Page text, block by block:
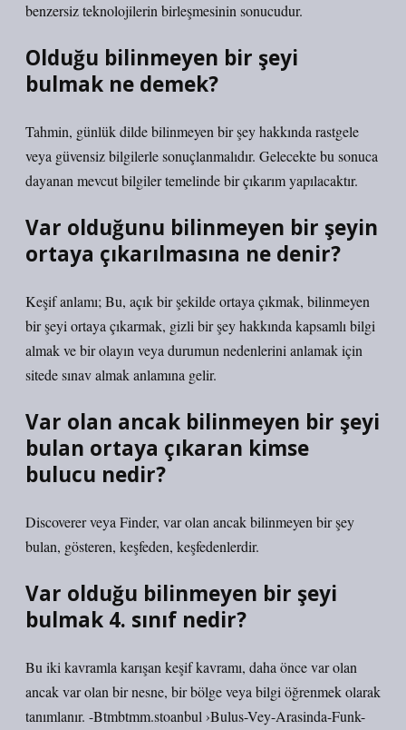
benzersiz teknolojilerin birleşmesinin sonucudur.
Olduğu bilinmeyen bir şeyi
bulmak ne demek?
Tahmin, günlük dilde bilinmeyen bir şey hakkında rastgele
veya güvensiz bilgilerle sonuçlanmalıdır. Gelecekte bu sonuca
dayanan mevcut bilgiler temelinde bir çıkarım yapılacaktır.
Var olduğunu bilinmeyen bir şeyin
ortaya çıkarılmasına ne denir?
Keşif anlamı; Bu, açık bir şekilde ortaya çıkmak, bilinmeyen
bir şeyi ortaya çıkarmak, gizli bir şey hakkında kapsamlı bilgi
almak ve bir olayın veya durumun nedenlerini anlamak için
sitede sınav almak anlamına gelir.
Var olan ancak bilinmeyen bir şeyi
bulan ortaya çıkaran kimse
bulucu nedir?
Discoverer veya Finder, var olan ancak bilinmeyen bir şey
bulan, gösteren, keşfeden, keşfedenlerdir.
Var olduğu bilinmeyen bir şeyi
bulmak 4. sınıf nedir?
Bu iki kavramla karışan keşif kavramı, daha önce var olan
ancak var olan bir nesne, bir bölge veya bilgi öğrenmek olarak
tanımlanır. -Btmbtmm.stoanbul ›Bulus-Vey-Arasinda-Funk-